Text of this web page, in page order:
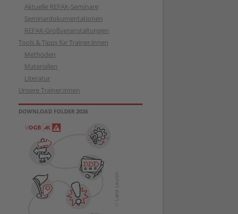
Aktuelle REFAK-Seminare
Seminardokumentationen
REFAK-Großveranstaltungen
Tools & Tipps für Trainer:innen
Methoden
Materialien
Literatur
Unsere Trainer:innen
DOWNLOAD FOLDER 2026